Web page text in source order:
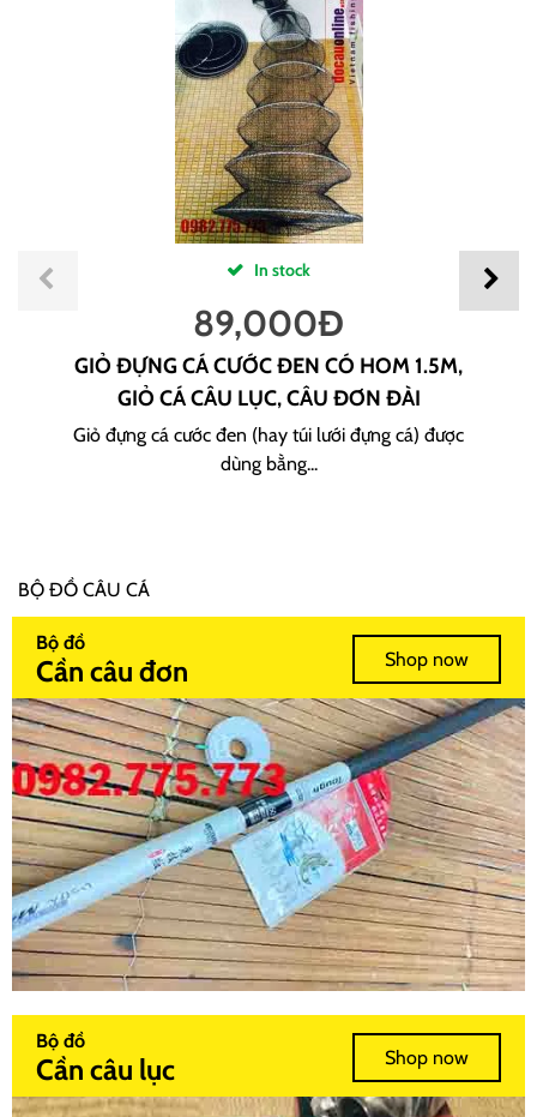
In stock
89,000Đ
GIỎ ĐỰNG CÁ CƯỚC ĐEN CÓ HOM 1.5M,
GIỎ CÁ CÂU LỤC, CÂU ĐƠN ĐÀI
Giỏ đựng cá cước đen (hay túi lưới đựng cá) được
dùng bằng...
BỘ ĐỒ CÂU CÁ
Bộ đồ
Cần câu đơn Shop now
Bộ đồ
Cần câu lục Shop now